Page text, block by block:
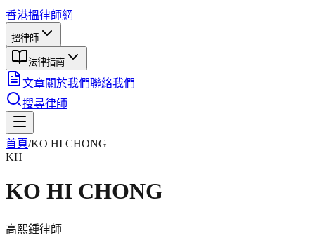
香港搵律師網
搵律師
法律指南
文章關於我們聯絡我們
搜尋律師
首頁/KO HI CHONG
KH
KO HI CHONG
高熙鍾律師